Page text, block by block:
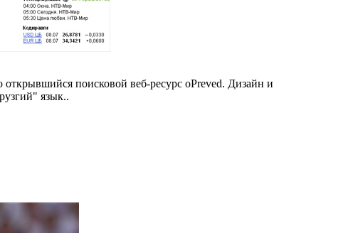
поисковой веб-ресурс oPreved. Дизайн и
язык..